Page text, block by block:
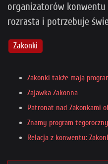
organizatorów konwentu
rozrasta i potrzebuje
Zakonki
Zakonki także mają
Zajawka Zakonna
Patronat nad Zakonkami
Znamy program
Relacja z konwentu: